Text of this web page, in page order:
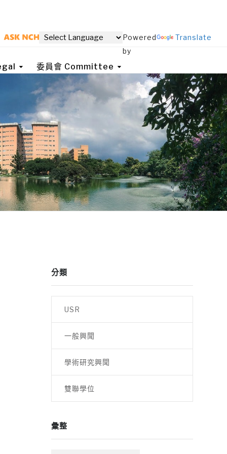
Powered
by
Translate
委員會 Committee
分類
USR
一般興聞
學術研究興聞
雙聯學位
彙整